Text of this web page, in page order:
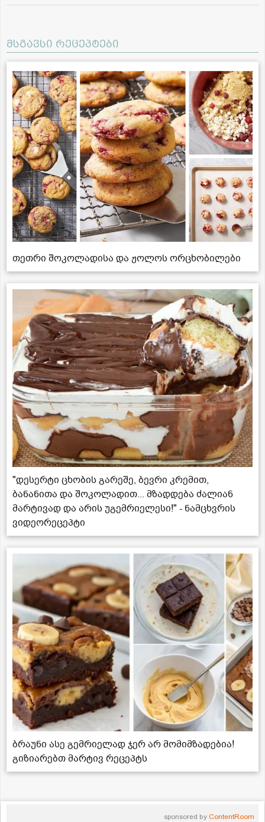
მსგავსი რეცეპტები
თეთრი შოკოლადისა და ჟოლოს ორცხობილები
"დესერტი ცხობის გარეშე, ბევრი კრემით,
ბანანითა და შოკოლადით... მზადდება ძალიან
მარტივად და არის უგემრიელესი!" - ნამცხვრის
ვიდეორეცეპტი
ბრაუნი ასე გემრიელად ჯერ არ მომიმზადებია!
გიზიარებთ მარტივ რეცეპტს
sponsored by ContentRoom